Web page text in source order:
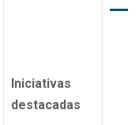
Iniciativas
destacadas